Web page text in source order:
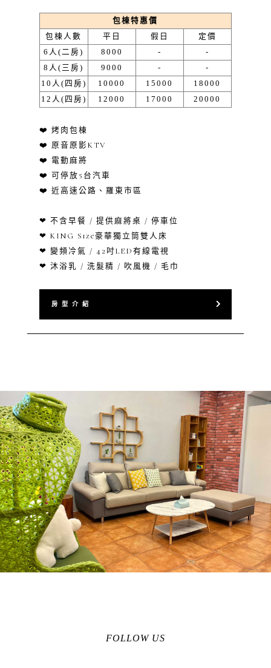
包棟特惠價
包棟人數
平日 假日
定價
6人(二房)
8000 -
-
8人(三房)
9000 -
-
10人(四房)
10000 15000
18000
12人(四房)
12000 17000 20000
❤️ 烤肉包棟
❤️ 原音原影KTV
❤️ 電動麻將
❤️ 可停放5台汽車
❤️ 近高速公路、羅東市區
❤ 不含早餐 / 提供麻將桌 / 停車位
❤ KING Size豪華獨立筒雙人床
❤ 變頻冷氣 / 42吋LED有線電視
❤ 沐浴乳 / 洗髮精 / 吹風機 / 毛巾
房 型 介 紹
FOLLOW US